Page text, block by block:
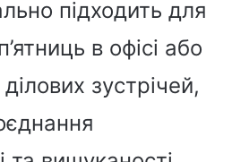
підходить для
в офісі або
зустрічей,